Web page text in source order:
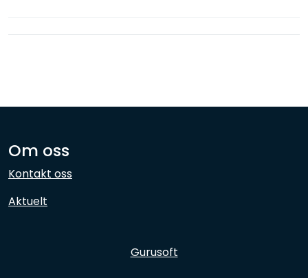
Om oss
Kontakt oss
Aktuelt
Gurusoft